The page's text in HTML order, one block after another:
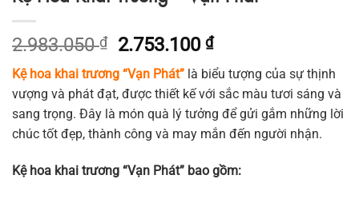
2.983.050₫
Giá
gốc
là:
2.983.050 ₫.
2.753.100₫Giá
hiện
tại
là:
2.753.100 ₫.
Kệ hoa khai trương “Vạn Phát” là biểu tượng của sự thịnh
vượng và phát đạt, được thiết kế với sắc màu tươi sáng và
sang trọng. Đây là món quà lý tưởng để gửi gắm những lời
chúc tốt đẹp, thành công và may mắn đến người nhận.
Kệ hoa khai trương “Vạn Phát” bao gồm: